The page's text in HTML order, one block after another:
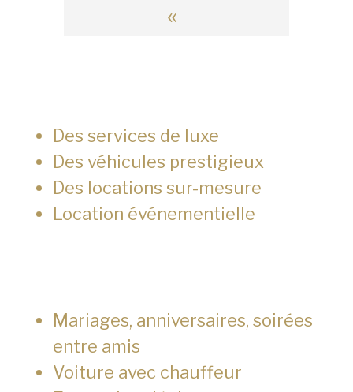
«
Des services de luxe
Des véhicules prestigieux
Des locations sur-mesure
Location événementielle
Mariages, anniversaires, soirées
entre amis
Voiture avec chauffeur